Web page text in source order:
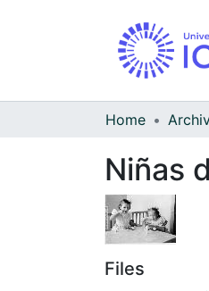
Home
Niñas
Files